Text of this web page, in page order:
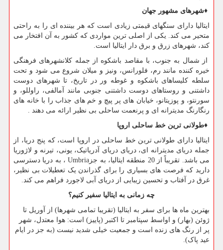
♦شهرهای مشهور جهان
ایتالیا دارای سنگهای قیمتی زیادی است که هر بیننده ای را به راحتی
متحیر می کند. یکی از اصلی ترین مواردی که کشور به آن افتخار می
کند، شهرهای زرق و برق دار ایتالیا است.
از شمال به جنوب، با مقاصد باشکوه از جمله کلانشهرهای فرهنگی
خیره کننده مانند رم، فلورانس، ونیز و میلان شروع می شود و تحت
سلطه کلیساهای باشکوه و غوطه ور در تاریخ، تا شهرهای دوست
داشتنی و روستاهای دوست داشتنی جنوبی مانند آمالفی، راوللو، و
سورنتو، و پوزیتانو، خیابان های پر پیچ و خم های جذاب را با خانه های
رنگارنگ مدیترانه ای و پرنعمت ساحلی بی نظیر ارائه می دهند
♦طولانی ترین خط ساحلی اروپا
ایتالیا دارای طولانی ترین خط ساحلی در اروپا است، که پنج دریا، از
جمله دریای مدیترانه ای، دریای دریای آدریاتیک، یونی، تیرنه و لاژوریا
می باشد. تقریباً از 20 منطقه ایتالیا، به جز
Umbria ، به دریا دسترسی
دارید که فرصت های بسیاری را برای گذراندن یک تعطیلات بی نظیر،
غرق در آفتاب و تحسین زیبایی از دریای آبی لاجورد فراهم می کند.
چه زمانی به ایتالیا سفیر کنیم؟
بهترین ماه ها برای سفر به ایتالیا (تقریبا تمامی شهرها) از آوریل تا
ژوئن (بهار) و اواسط سپتامبر تا اکتبر (پاییز) است: هوا معتدل، شهر
پر از رنگ های زنده است و جمعیت خیلی شدید نیست (به جز در ایام
عید پاک)